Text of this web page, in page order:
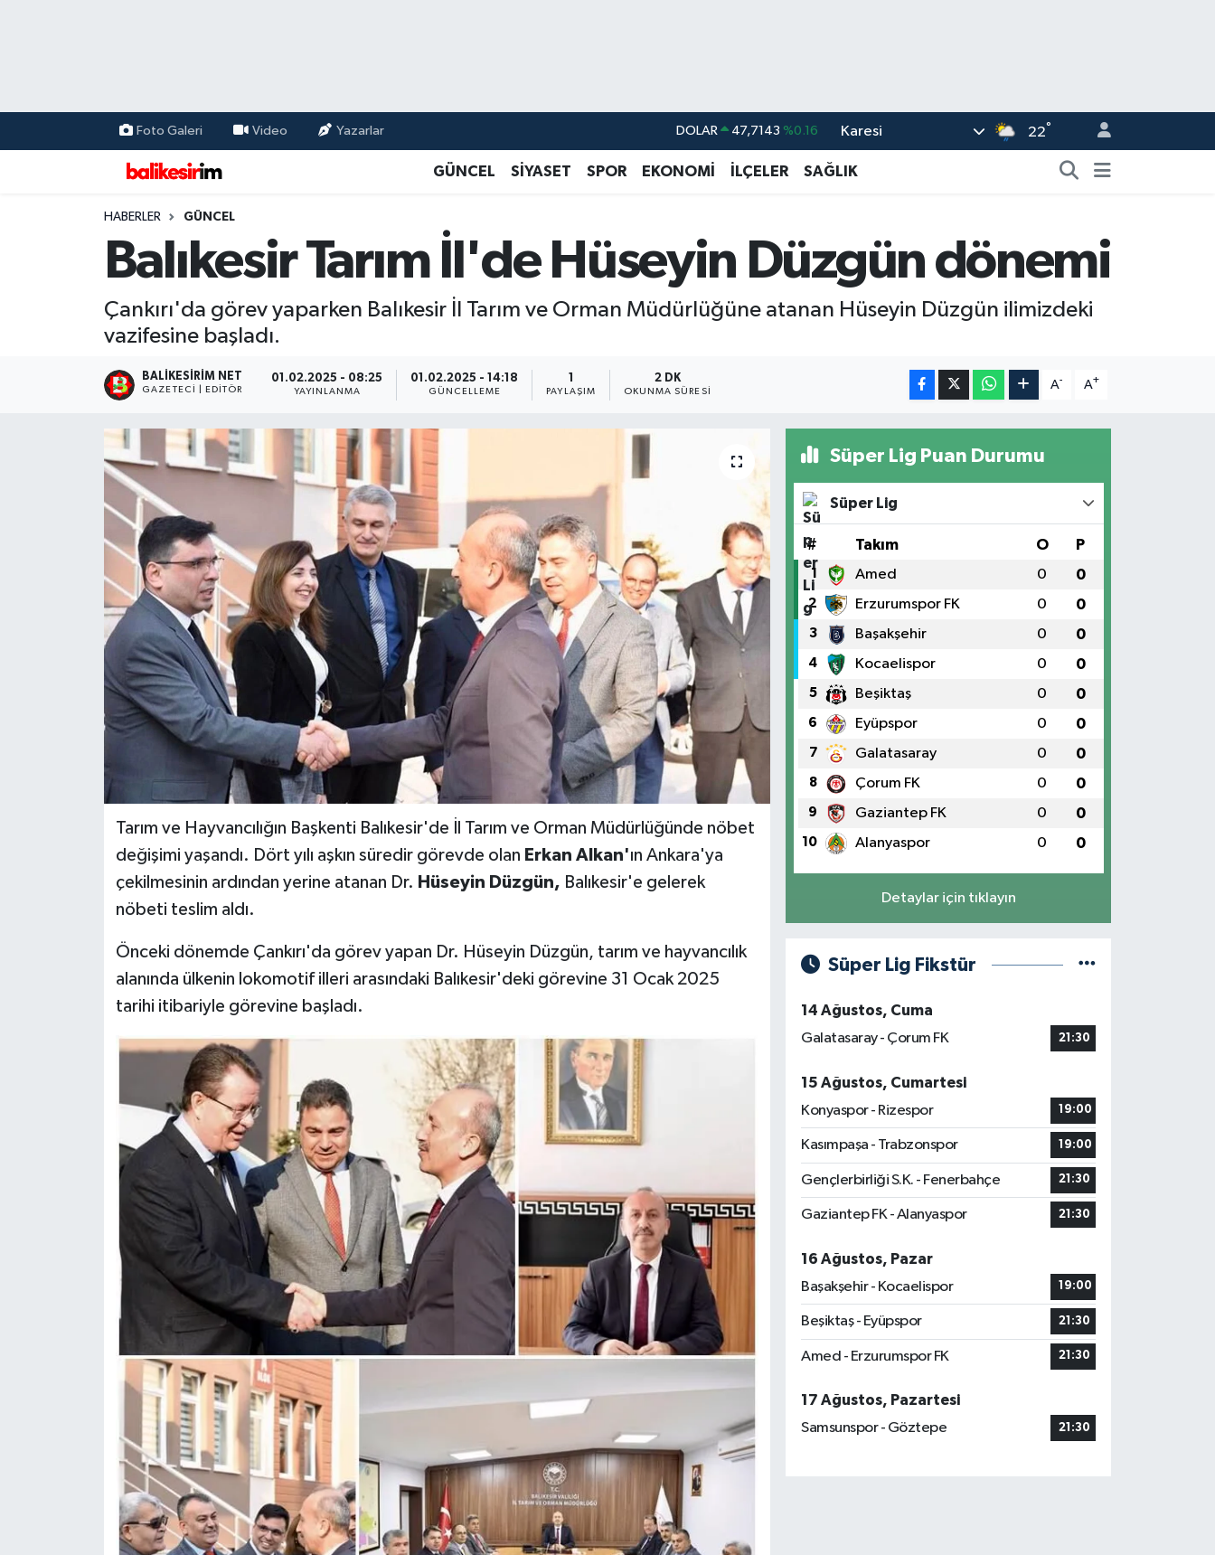
Foto Galeri Video Yazarlar DOLAR 47,7143 %0.16
EURO 55,0317 %-0.02
BİST100 13.799 %70
Karesi 22°
GÜNCEL SİYASET SPOR EKONOMİ İLÇELER SAĞLIK
HABERLER GÜNCEL
Balıkesir Tarım İl'de Hüseyin Düzgün dönemi
Çankırı'da görev yaparken Balıkesir İl Tarım ve Orman Müdürlüğüne atanan Hüseyin Düzgün ilimizdeki
vazifesine başladı.
BALIKESIRIM NET
GAZETECI | EDITÖR
01.02.2025 - 08:25
YAYINLANMA
01.02.2025 - 14:18
GÜNCELLEME
1
PAYLAŞIM
2 DK
OKUNMA SÜRESI
A- A+
Tarım ve Hayvancılığın Başkenti Balıkesir'de İl Tarım ve Orman Müdürlüğünde nöbet
değişimi yaşandı. Dört yılı aşkın süredir görevde olan Erkan Alkan'ın Ankara'ya
çekilmesinin ardından yerine atanan Dr. Hüseyin Düzgün, Balıkesir'e gelerek
nöbeti teslim aldı.
Önceki dönemde Çankırı'da görev yapan Dr. Hüseyin Düzgün, tarım ve hayvancılık
alanında ülkenin lokomotif illeri arasındaki Balıkesir'deki görevine 31 Ocak 2025
tarihi itibariyle görevine başladı.
Süper Lig Puan Durumu
Süper Lig
# Takım O P
1 Amed 0 0
2 Erzurumspor FK 0 0
3 Başakşehir 0 0
4 Kocaelispor 0 0
5 Beşiktaş 0 0
6 Eyüpspor 0 0
7 Galatasaray 0 0
8 Çorum FK 0 0
9 Gaziantep FK 0 0
10 Alanyaspor 0 0
Detaylar için tıklayın
Süper Lig Fikstür
14 Ağustos, Cuma
Galatasaray - Çorum FK
21:30
15 Ağustos, Cumartesi
Konyaspor - Rizespor
19:00
Kasımpaşa - Trabzonspor 19:00
Gençlerbirliği S.K. - Fenerbahçe 21:30
Gaziantep FK - Alanyaspor 21:30
16 Ağustos, Pazar
Başakşehir - Kocaelispor
19:00
Beşiktaş - Eyüpspor 21:30
Amed - Erzurumspor FK 21:30
17 Ağustos, Pazartesi
Samsunspor - Göztepe
21:30